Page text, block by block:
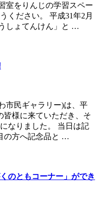
室をりんじの学習スペー
ください。 平成31年2月
しょてんけん」と …
市民ギャラリー)は、平
皆様に来ていただき、そ
なりました。 当日は記
の方へ記念品と …
のともコーナー」ができ